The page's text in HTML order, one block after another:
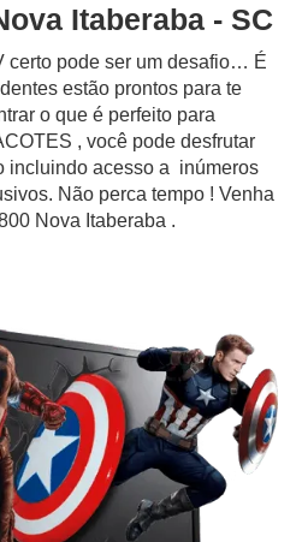
Itaberaba - SC
certo pode ser um desafio… É
estão prontos para te
o que é perfeito para
, você pode desfrutar
incluindo acesso a inúmeros
Não perca tempo ! Venha
Nova Itaberaba .